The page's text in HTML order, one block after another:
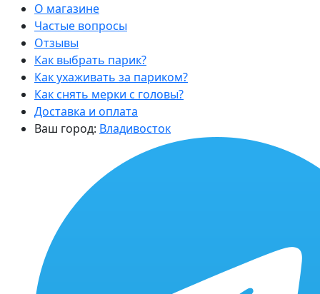
О магазине
Частые вопросы
Отзывы
Как выбрать парик?
Как ухаживать за париком?
Как снять мерки с головы?
Доставка и оплата
Ваш город: Владивосток